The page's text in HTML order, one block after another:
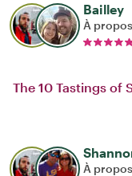
Bailley
À
The 10 Tastings of
À